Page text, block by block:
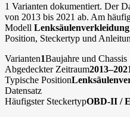
1 Varianten dokumentiert. Der
von 2013 bis 2021 ab. Am
Modell
Position, Steckertyp und
Varianten1Baujahre und Chassis
Abgedeckter Zeitraum
Typische Position
Datensatz
Häufigster SteckertypOBD-II /